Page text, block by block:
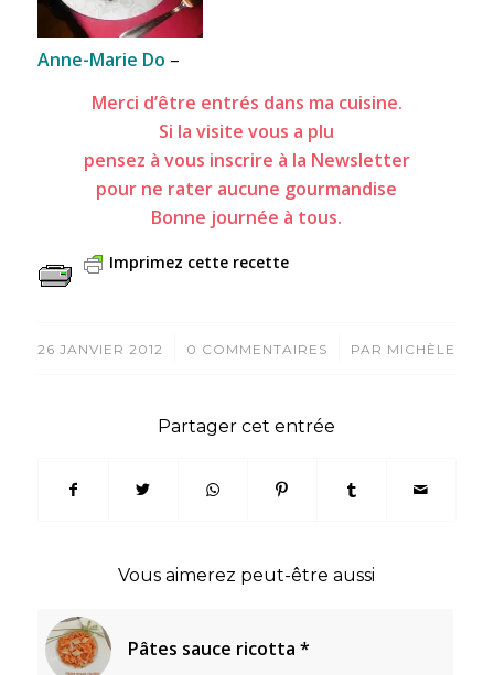
Anne-Marie Do –
Merci d’être entrés dans ma cuisine.
Si la visite vous a plu
pensez à vous inscrire à la Newsletter
pour ne rater aucune gourmandise
Bonne journée à tous.
Imprimez cette recette
26 JANVIER 2012
/ 0 COMMENTAIRES
/ PAR MICHÈLE
Partager cet entrée
Vous aimerez peut-être aussi
Pâtes sauce ricotta *